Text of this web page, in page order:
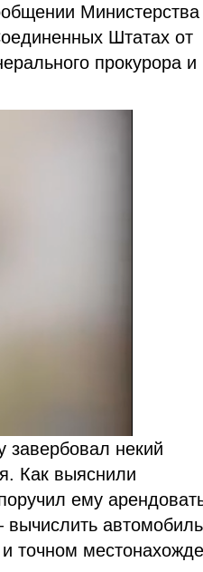
Министерства
Штатах от
прокурора и
завербовал некий
Как выяснили
ему
автомобиль
точном